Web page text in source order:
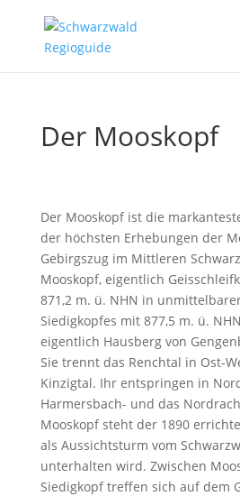
Der Mooskopf
Der Mooskopf ist die
der höchsten Erhebungen der
Gebirgszug im Mittleren
Mooskopf, eigentlich
871,2 m. ü. NHN in
Siedigkopfes mit 877,5 m. ü.
eigentlich Hausberg von
Sie trennt das Renchtal in Ost-
Kinzigtal. Ihr entspringen in
Harmersbach- und das
Mooskopf steht der 1890
als Aussichtsturm vom
unterhalten wird. Zwischen
Siedigkopf treffen sich auf dem